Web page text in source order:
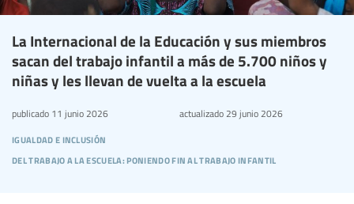
La Internacional de la Educación y sus miembros
sacan del trabajo infantil a más de 5.700 niños y
niñas y les llevan de vuelta a la escuela
igualdad e inclusión
del trabajo a la escuela: poniendo fin al trabajo infantil
publicado 11 junio 2026 actualizado29 junio 2026